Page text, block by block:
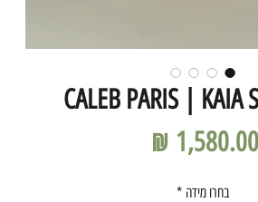
CALEB PARIS | KAIA
בחרו מידה *